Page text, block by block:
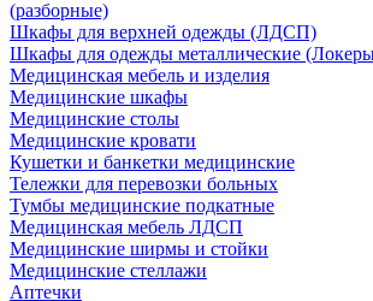
(разборные)
Шкафы для верхней одежды (ЛДСП)
Шкафы для одежды металлические
Медицинская мебель и изделия
Медицинские шкафы
Медицинские столы
Медицинские кровати
Кушетки и банкетки медицинские
Тележки для перевозки больных
Тумбы медицинские подкатные
Медицинская мебель ЛДСП
Медицинские ширмы и стойки
Медицинские стеллажи
Аптечки